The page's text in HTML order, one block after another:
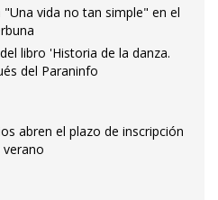
vida no tan simple" en el
libro 'Historia de la danza.
del Paraninfo
abren el plazo de inscripción